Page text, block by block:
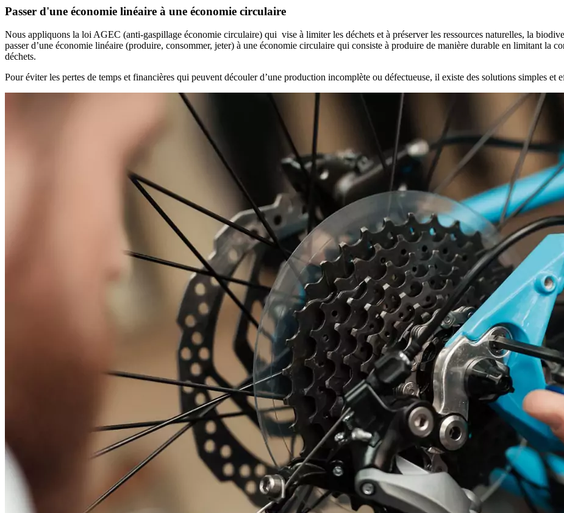
Passer d'une économie linéaire à une économie circulaire
Nous appliquons la loi AGEC (anti-gaspillage économie circulaire) qui vise à limiter les déchets et à préserver les ressources naturelles, la
passer d’une économie linéaire (produire, consommer, jeter) à une économie circulaire qui consiste à produire de manière durable en limitant la
déchets.
Pour éviter les pertes de temps et financières qui peuvent découler d’une production incomplète ou défectueuse, il existe des solutions simples et